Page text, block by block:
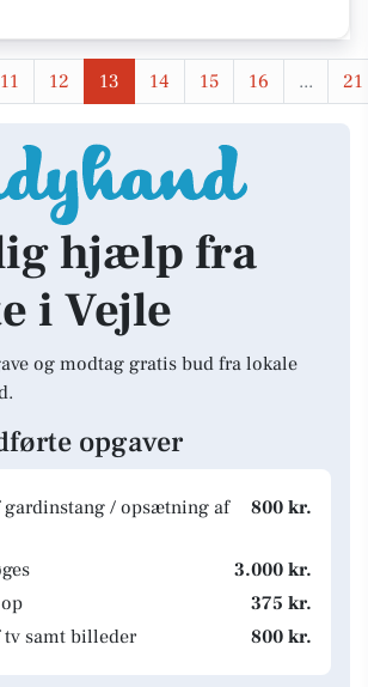
11 12 13 14 15 16 ... 21
hjælp fra
i Vejle
og modtag gratis bud fra lokale
opgaver
/ opsætning af
800 kr.
3.000 kr.
375 kr.
samt billeder
800 kr.